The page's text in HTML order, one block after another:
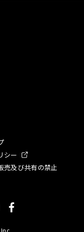
シー
売及び共有の禁止